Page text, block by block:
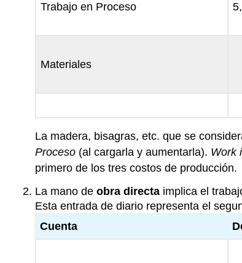
Trabajo en Proceso
Materiales
La madera, bisagras, etc. que se
Proceso(al cargarla y aumentarla). Work
primero de los tres costos de producción.
La mano de obra directaimplica el
Esta entrada de diario representa el
Cuenta